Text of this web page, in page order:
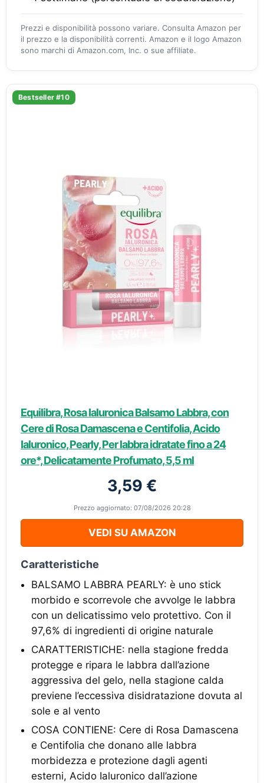
Prezzi e disponibilità possono variare. Consulta Amazon per
il prezzo e la disponibilità correnti. Amazon e il logo Amazon
sono marchi di Amazon.com, Inc. o sue affiliate.
Bestseller #10
Equilibra, Rosa Ialuronica Balsamo Labbra, con
Cere di Rosa Damascena e Centifolia, Acido
Ialuronico, Pearly, Per labbra idratate fino a 24
ore*, Delicatamente Profumato, 5,5 ml
3,59 €
Prezzo aggiornato: 07/08/2026 20:28
VEDI SU AMAZON
Caratteristiche
BALSAMO LABBRA PEARLY: è uno stick
morbido e scorrevole che avvolge le labbra
con un delicatissimo velo protettivo. Con il
97,6% di ingredienti di origine naturale
CARATTERISTICHE: nella stagione fredda
protegge e ripara le labbra dall’azione
aggressiva del gelo, nella stagione calda
previene l’eccessiva disidratazione dovuta al
sole e al vento
COSA CONTIENE: Cere di Rosa Damascena
e Centifolia che donano alle labbra
morbidezza e protezione dagli agenti
esterni, Acido Ialuronico dall’azione